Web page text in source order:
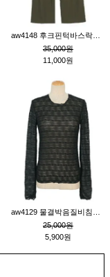
35,000원
11,000원
25,000원
5,900원